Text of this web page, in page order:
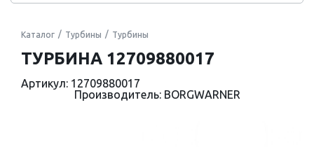
Каталог Турбины Турбины
ТУРБИНА 12709880017
Артикул: 12709880017
Производитель: BORGWARNER